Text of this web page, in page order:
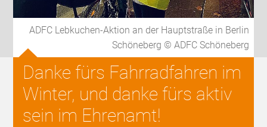
ADFC Lebkuchen-Aktion an der Hauptstraße in Berlin
Schöneberg © ADFC Schöneberg
Danke fürs Fahrradfahren im
Winter, und danke fürs aktiv
sein im Ehrenamt!